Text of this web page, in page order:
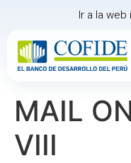
Ir a la web
MAIL
VIII